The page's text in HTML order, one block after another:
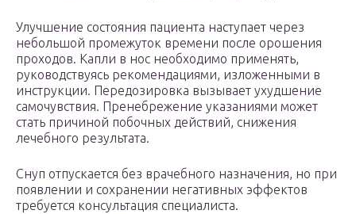
Улучшение состояния пациента наступает через
небольшой промежуток времени после орошения
проходов. Капли в нос необходимо применять,
руководствуясь рекомендациями, изложенными в
инструкции. Передозировка вызывает ухудшение
самочувствия. Пренебрежение указаниями может
стать причиной побочных действий, снижения
лечебного результата.
Снуп отпускается без врачебного назначения, но при
появлении и сохранении негативных эффектов
требуется консультация специалиста.